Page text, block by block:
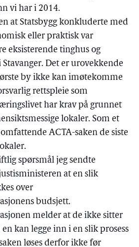
vi har i 2014.
at Statsbygg konkluderte med
eller praktisk var
eksisterende tinghus og
Det er urovekkende
by ikke kan imøtekomme
rettspleie som
har krav på grunnet
lokaler. Som et
ACTA-saken de siste
spørsmål jeg sendte
at en slik
over
budsjett.
melder at de ikke sitter
kan legge inn i en slik prosess
løses derfor ikke før